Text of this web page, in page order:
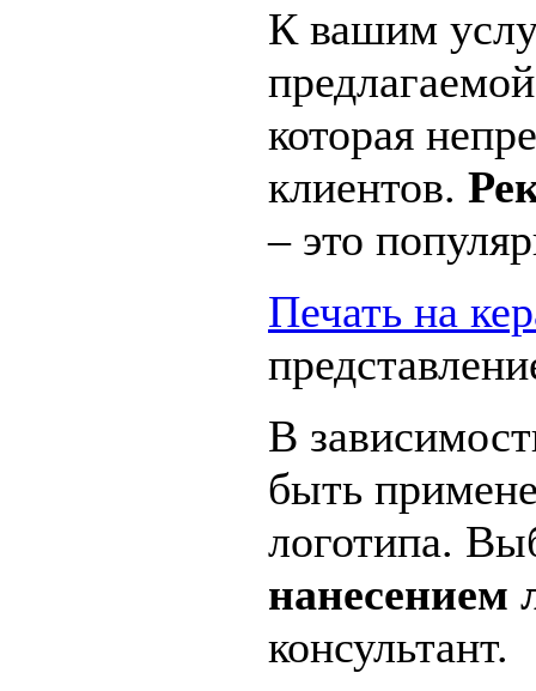
К вашим
которая
клиентов.
– это
Печать на
В
быть
логотипа.
нанесением
консультант.